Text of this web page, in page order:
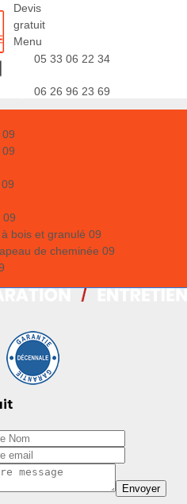
Devis
gratuit
Menu
05 33 06 22 34
06 26 96 23 69
09
bois et granulé 09
de cheminée 09